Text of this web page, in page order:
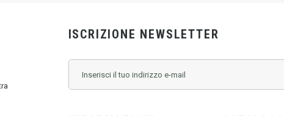
ISCRIZIONE NEWSLETTER